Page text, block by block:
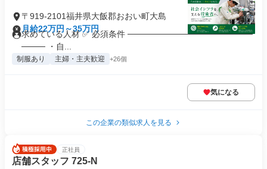
〒919-2101福井県大飯郡おおい町大島
月給22万円～35万円
求めている人材 ✅ 必須条件 ─────────────────────
──── ・自...
制服あり 主婦・主夫歓迎 +26個
気になる
この企業の類似求人を見る
正社員
店舗スタッフ 725-N